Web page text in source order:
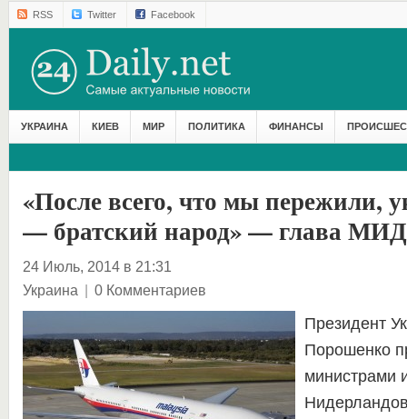
RSS Twitter Facebook
УКРАИНА КИЕВ МИР ПОЛИТИКА ФИНАНСЫ
«После всего, что мы пережили,
— братский народ» — глава
24 Июль, 2014 в 21:31
Украина | 0 Комментариев
Президент
Порошенко
министрами